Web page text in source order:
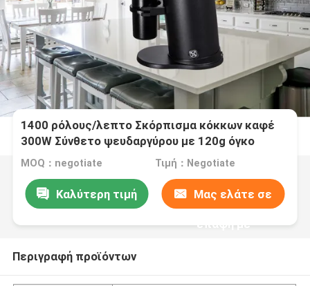
1400 ρόλους/λεπτο Σκόρπισμα κόκκων καφέ
300W Σύνθετο ψευδαργύρου με 120g όγκο
δεξαμενής
MOQ：negotiate Τιμή：Negotiate
Καλύτερη τιμή Μας ελάτε σε
επαφή με
Περιγραφή προϊόντων